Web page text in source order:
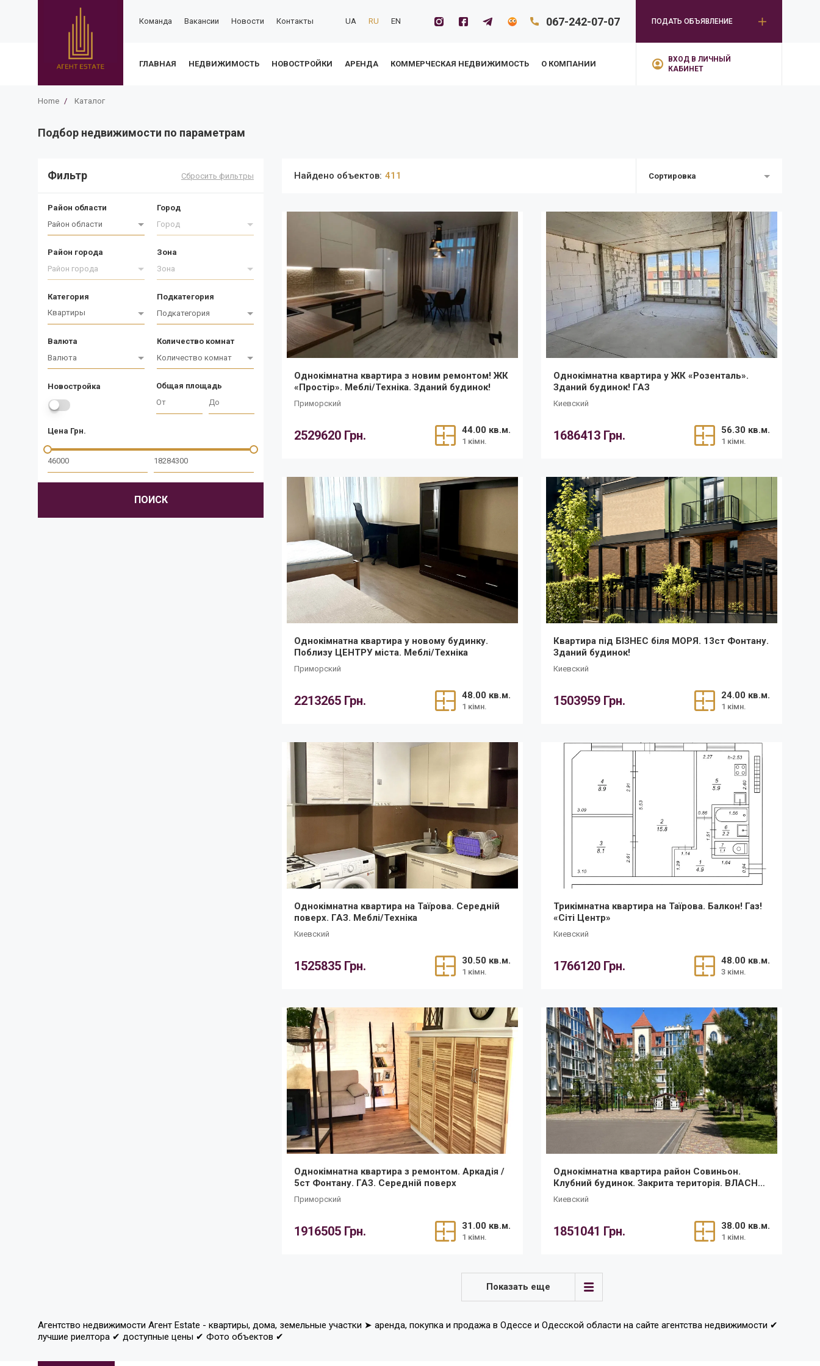
Команда Вакансии Новости Контакты UA RU EN 067-242-07-07 ПОДАТЬ ОБЪЯВЛЕНИЕ
ГЛАВНАЯ НЕДВИЖИМОСТЬ НОВОСТРОЙКИ АРЕНДА КОММЕРЧЕСКАЯ НЕДВИЖИМОСТЬ О КОМПАНИИ
ВХОД В ЛИЧНЫЙ
КАБИНЕТ
Home / Каталог
Подбор недвижимости по параметрам
Фильтр Сбросить фильтры
Район области
Район области
Город
Город
Район города
Район города
Зона
Зона
Категория
Квартиры
Подкатегория
Подкатегория
Валюта
Валюта
Количество комнат
Количество комнат
Новостройка Общая площадь
Цена Грн.
ПОИСК
Найдено объектов: 411 Сортировка
Однокімнатна квартира з новим ремонтом! ЖК
«Простір». Меблі/Техніка. Зданий будинок!
Приморский
2529620 Грн. 44.00 кв.м.
1 кімн.
Однокімнатна квартира у ЖК «Розенталь».
Зданий будинок! ГАЗ
Киевский
1686413 Грн. 56.30 кв.м.
1 кімн.
Однокімнатна квартира у новому будинку.
Поблизу ЦЕНТРУ міста. Меблі/Техніка
Приморский
2213265 Грн. 48.00 кв.м.
1 кімн.
Квартира під БІЗНЕС біля МОРЯ. 13ст Фонтану.
Зданий будинок!
Киевский
1503959 Грн. 24.00 кв.м.
1 кімн.
Однокімнатна квартира на Таїрова. Середній
поверх. ГАЗ. Меблі/Техніка
Киевский
1525835 Грн. 30.50 кв.м.
1 кімн.
Трикімнатна квартира на Таїрова. Балкон! Газ!
«Сіті Центр»
Киевский
1766120 Грн. 48.00 кв.м.
3 кімн.
Однокімнатна квартира з ремонтом. Аркадія /
5ст Фонтану. ГАЗ. Середній поверх
Приморский
1916505 Грн. 31.00 кв.м.
1 кімн.
Однокімнатна квартира район Совиньон.
Клубний будинок. Закрита територія. ВЛАСНЕ
ГАЗОВЕ ОПАЛЕННЯ
Киевский
1851041 Грн. 38.00 кв.м.
1 кімн.
Показать еще
Агентство недвижимости Агент Estate - квартиры, дома, земельные участки ➤ аренда, покупка и продажа в Одессе и Одесской области на сайте агентства недвижимости ✔
лучшие риелтора ✔ доступные цены ✔ Фото объектов ✔